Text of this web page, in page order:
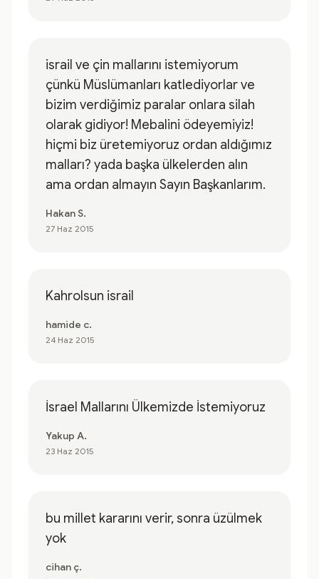
israil ve çin mallarını istemiyorum
çünkü Müslümanları katlediyorlar ve
bizim verdiğimiz paralar onlara silah
olarak gidiyor! Mebalini ödeyemiyiz!
hiçmi biz üretemiyoruz ordan aldığımız
malları? yada başka ülkelerden alın
ama ordan almayın Sayın Başkanlarım.
Hakan S.
27 Haz 2015
Kahrolsun israil
hamide c.
24 Haz 2015
İsrael Mallarını Ülkemizde İstemiyoruz
Yakup A.
23 Haz 2015
bu millet kararını verir, sonra üzülmek
yok
cihan ç.